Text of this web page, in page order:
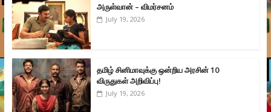
அருள்வான் – விமர்சனம்
July 19, 2026
தமிழ் சினிமாவுக்கு ஒன்றிய அரசின் 10
விருதுகள் அறிவிப்பு!
July 19, 2026